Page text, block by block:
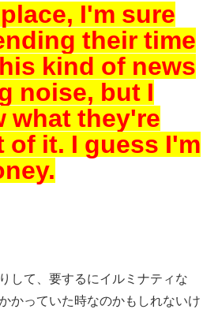
I'm sure
their time
kind of news
noise, but I
what they're
of it. I guess I'm
して、要するにイルミナティな
かっていた時なのかもしれないけ